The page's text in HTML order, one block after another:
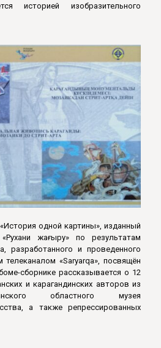
историей изобразительного
одной картины», изданный
жаңғыру» по результатам
разработанного и проведенного
«Saryarqa», посвящён
сборнике рассказывается о 12
и карагандинских авторов из
областного музея
а также репрессированных